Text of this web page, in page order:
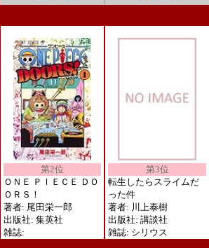
第2位
ＯＮＥ ＰＩＥＣＥ ＤＯ
ＯＲＳ！
著者: 尾田栄一郎
出版社: 集英社
雑誌:
第3位
転生したらスライムだ
った件
著者: 川上泰樹
出版社: 講談社
雑誌: シリウス